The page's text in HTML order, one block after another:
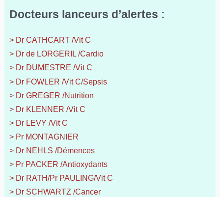
Docteurs lanceurs d’alertes :
> Dr CATHCART /Vit C
> Dr de LORGERIL /Cardio
> Dr DUMESTRE /Vit C
> Dr FOWLER /Vit C/Sepsis
> Dr GREGER /Nutrition
> Dr KLENNER /Vit C
> Dr LEVY /Vit C
> Pr MONTAGNIER
> Dr NEHLS /Démences
> Pr PACKER /Antioxydants
> Dr RATH/Pr PAULING/Vit C
> Dr SCHWARTZ /Cancer